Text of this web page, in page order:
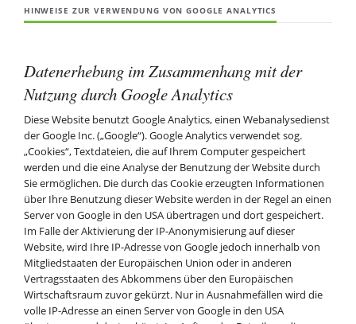
HINWEISE ZUR VERWENDUNG VON GOOGLE ANALYTICS
Datenerhebung im Zusammenhang mit der
Nutzung durch Google Analytics
Diese Website benutzt Google Analytics, einen Webanalysedienst
der Google Inc. („Google“). Google Analytics verwendet sog.
„Cookies“, Textdateien, die auf Ihrem Computer gespeichert
werden und die eine Analyse der Benutzung der Website durch
Sie ermöglichen. Die durch das Cookie erzeugten Informationen
über Ihre Benutzung dieser Website werden in der Regel an einen
Server von Google in den USA übertragen und dort gespeichert.
Im Falle der Aktivierung der IP-Anonymisierung auf dieser
Website, wird Ihre IP-Adresse von Google jedoch innerhalb von
Mitgliedstaaten der Europäischen Union oder in anderen
Vertragsstaaten des Abkommens über den Europäischen
Wirtschaftsraum zuvor gekürzt. Nur in Ausnahmefällen wird die
volle IP-Adresse an einen Server von Google in den USA